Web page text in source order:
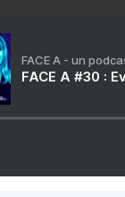
FACE A - un
FACE A #30 :